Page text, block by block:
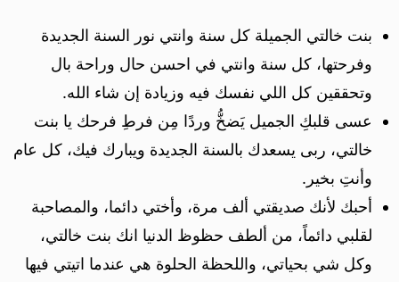
بنت خالتي الجميلة كل سنة وانتي نور السنة الجديدة
وفرحتها، كل سنة وانتي في احسن حال وراحة بال
وتحققين كل اللي نفسك فيه وزيادة إن شاء الله.
عسى قلبكِ الجميل يَضخُّ وردًا مِن فرطِ فرحك يا بنت
خالتي، ربى يسعدك بالسنة الجديدة ويبارك فيك، كل عام
وأنتِ بخير.
أحبك لأنك صديقتي ألف مرة، وأختي دائما، والمصاحبة
لقلبي دائماً، من ألطف حظوظ الدنيا انك بنت خالتي،
وكل شي بحياتي، واللحظة الحلوة هي عندما اتيتي فيها